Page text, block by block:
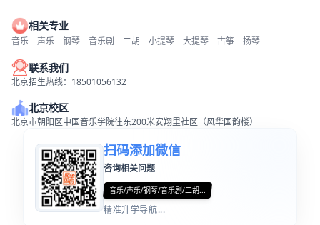
相关专业
音乐 声乐 钢琴 音乐剧 二胡 小提琴 大提琴 古筝 扬琴
联系我们
北京招生热线：18501056132
北京校区
北京市朝阳区中国音乐学院往东200米安翔里社区（风华国韵楼）
扫码添加微信
咨询相关问题
音乐/声乐/钢琴/音乐剧/二胡...
精准升学导航...